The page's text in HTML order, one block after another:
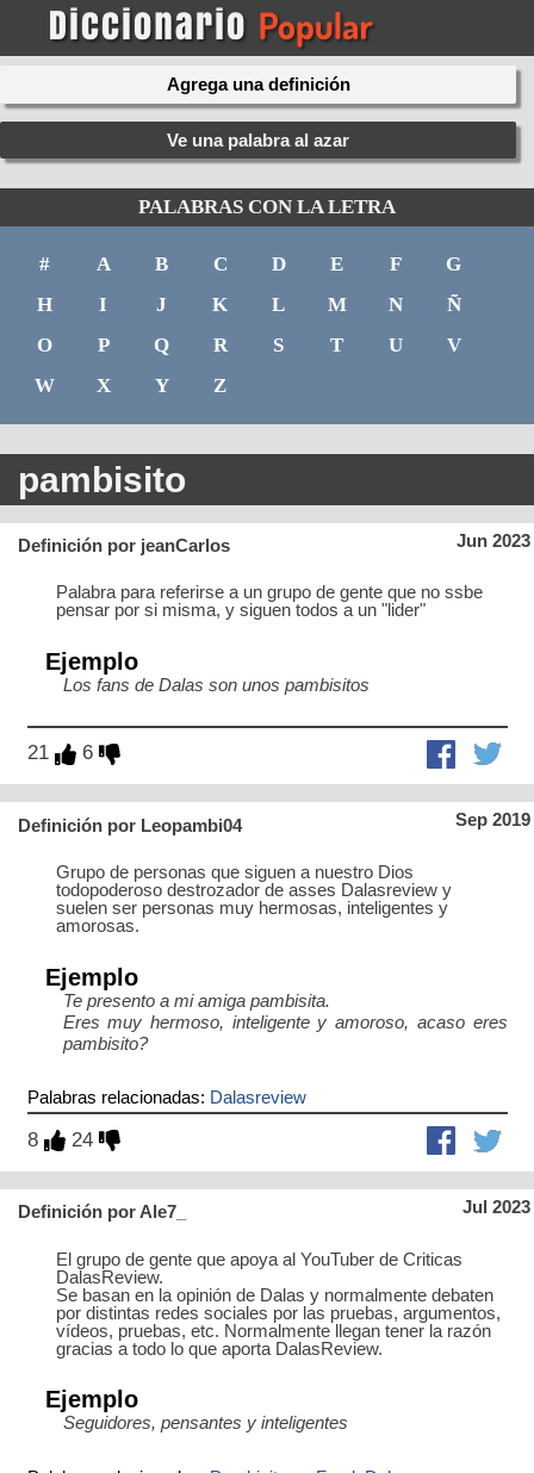
Agrega una definición
Ve una palabra al azar
PALABRAS CON LA LETRA
# A B C D E F
G
H
I J K L M N
Ñ
O
P Q R S T U
V
W
X Y Z
pambisito
Jun 2023
Definición por jeanCarlos
Palabra para referirse a un grupo de gente que no ssbe
pensar por si misma, y siguen todos a un "lider"
Ejemplo
Los fans de Dalas son unos pambisitos
21 6
Sep 2019
Definición por Leopambi04
Grupo de personas que siguen a nuestro Dios
todopoderoso destrozador de asses Dalasreview y
suelen ser personas muy hermosas, inteligentes y
amorosas.
Ejemplo
Te presento a mi amiga pambisita.
Eres muy hermoso, inteligente y amoroso, acaso eres
pambisito?
Palabras relacionadas: Dalasreview
8 24
Jul 2023
Definición por Ale7_
El grupo de gente que apoya al YouTuber de Criticas
DalasReview.
Se basan en la opinión de Dalas y normalmente debaten
por distintas redes sociales por las pruebas, argumentos,
vídeos, pruebas, etc. Normalmente llegan tener la razón
gracias a todo lo que aporta DalasReview.
Ejemplo
Seguidores, pensantes y inteligentes